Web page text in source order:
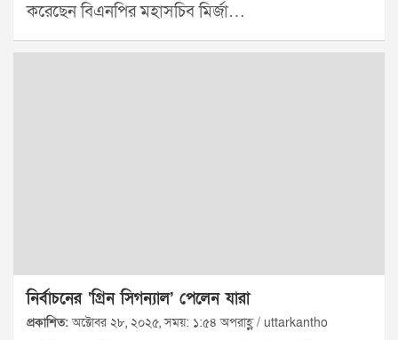
করেছেন বিএনপির মহাসচিব মির্জা…
নির্বাচনের ‘গ্রিন সিগন্যাল’ পেলেন যারা
প্রকাশিত:অক্টোবর ২৮, ২০২৫, সময়: ১:৫৪ অপরাহ্ণ / uttarkantho